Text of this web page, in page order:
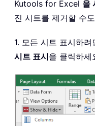
Kutools for Excel 을
진 시트를 제거할 수도
1. 모든 시트 표시하려
시트 표시을 클릭하세